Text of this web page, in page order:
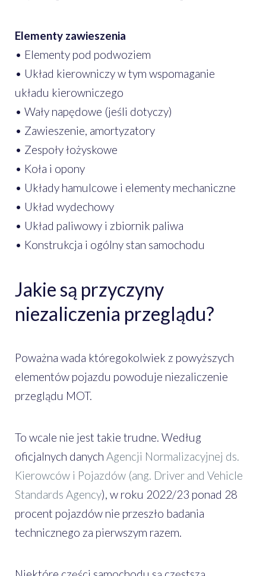
Elementy zawieszenia
• Elementy pod podwoziem
• Układ kierowniczy w tym wspomaganie
układu kierowniczego
• Wały napędowe (jeśli dotyczy)
• Zawieszenie, amortyzatory
• Zespoły łożyskowe
• Koła i opony
• Układy hamulcowe i elementy mechaniczne
• Układ wydechowy
• Układ paliwowy i zbiornik paliwa
• Konstrukcja i ogólny stan samochodu
Jakie są przyczyny
niezaliczenia przeglądu?
Poważna wada któregokolwiek z powyższych
elementów pojazdu powoduje niezaliczenie
przeglądu MOT.
To wcale nie jest takie trudne. Według
oficjalnych danych Agencji Normalizacyjnej ds.
Kierowców i Pojazdów (ang. Driver and Vehicle
Standards Agency), w roku 2022/23 ponad 28
procent pojazdów nie przeszło badania
technicznego za pierwszym razem.